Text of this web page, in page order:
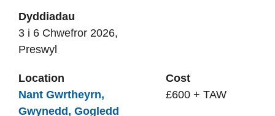
Dyddiadau
3 i 6 Chwefror 2026,
Preswyl
Location
Nant Gwrtheyrn,
Gwynedd, Gogledd
Cost
£600 + TAW